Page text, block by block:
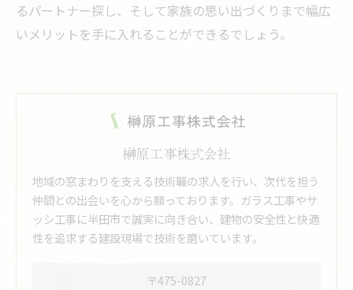
るパートナー探し、そして家族の思い出づくりまで幅広
いメリットを手に入れることができるでしょう。
榊原工事株式会社
地域の窓まわりを支える技術職の求人を行い、次代を担う
仲間との出会いを心から願っております。ガラス工事やサ
ッシ工事に半田市で誠実に向き合い、建物の安全性と快適
性を追求する建設現場で技術を磨いています。
〒475-0827